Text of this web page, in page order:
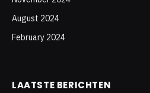
August 2024
February 2024
LAATSTE BERICHTEN